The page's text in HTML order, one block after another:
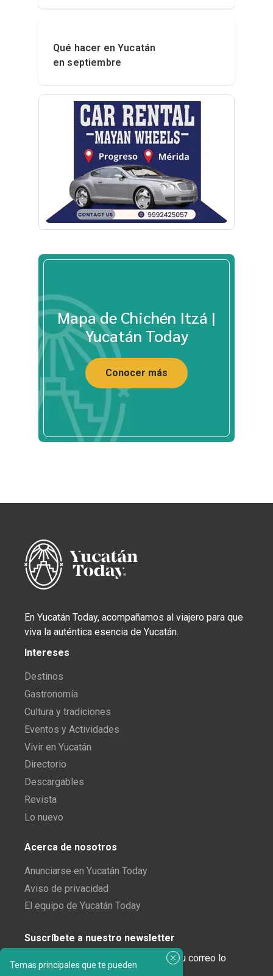
Temas principales que te pueden
Qué hacer en Yucatán
en septiembre
Mapa de Chichén Itzá |
Yucatán Today
Conocer más
En Yucatán Today, acompañamos al viajero para que
viva la auténtica esencia de Yucatán.
Intereses
Destinos
Gastronomía
Cultura y tradiciones
Eventos y Actividades
Vivir en Yucatán
Directorio
Descargables
Revista
Lo nuevo
Acerca de nosotros
Anunciarse en Yucatán Today
Aviso de privacidad
El equipo de Yucatán Today
Suscríbete a nuestro newsletter
¿Enamorado de Yucatán? Recibe en tu correo lo
mejor de Yucatán Today.